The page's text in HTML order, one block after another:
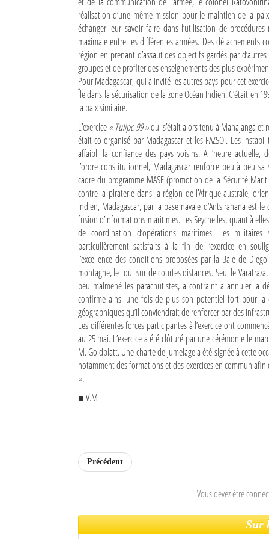
Sites touristiques
Diego Suarez Pratique
Les Petites Annonces
La Tribune de Diego en PDF
Connexion
Identifiant oublié ?
réalisation d’une même mission pour le maintien de la
échanger leur savoir faire dans l’utilisation de
maximale entre les différentes armées. Des détachements
région en prenant d’assaut des objectifs gardés par
groupes et de profiter des enseignements des plus
Pour Madagascar, qui a invité les autres pays pour cet
Île dans la sécurisation de la zone Océan Indien. C’était en
la paix similaire.
L’exercice« Tulipe 99 »qui s’était alors tenu à Mahajanga et
était co-organisé par Madagascar et les FAZSOI. Les
affaibli la confiance des pays voisins. A l’heure actuelle,
l’ordre constitutionnel, Madagascar renforce peu à peu
cadre du programme MASE (promotion de la Sécurité
contre la piraterie dans la région de l’Afrique australe,
Indien, Madagascar, par la base navale d’Antsiranana est
fusion d’informations maritimes. Les Seychelles, quant à
de coordination d’opérations maritimes. Les militaires
particulièrement satisfaits à la fin de l’exercice en
l’excellence des conditions proposées par la Baie de
montagne, le tout sur de courtes distances. Seul le
peu malmené les parachutistes, a contraint à annuler la
confirme ainsi une fois de plus son potentiel fort pour
géographiques qu’il conviendrait de renforcer par des
Les différentes forces participantes à l’exercice ont
au 25 mai. L’exercice a été clôturé par une cérémonie le
M. Goldblatt. Une charte de jumelage a été signée à cette
notamment des formations et des exercices en commun
».
■ V.M
Précédent
Vous devez être
Sur